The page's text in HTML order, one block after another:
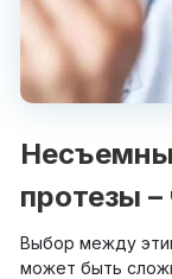
протезы
Выбор между
может быть